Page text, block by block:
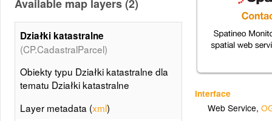
Interface
Web Service,
Available map layers (2)
Działki katastralne
(CP.CadastralParcel)
Obiekty typu Działki katastralne dla
tematu Działki katastralne
Layer metadata (xml)